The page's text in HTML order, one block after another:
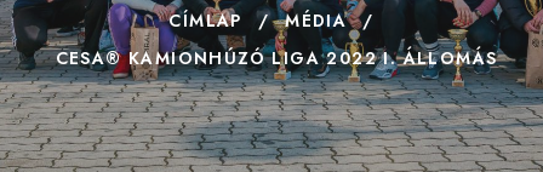
CÍMLAP / MÉDIA
/
CESA® KAMIONHÚZÓ LIGA 2022 I. ÁLLOMÁS